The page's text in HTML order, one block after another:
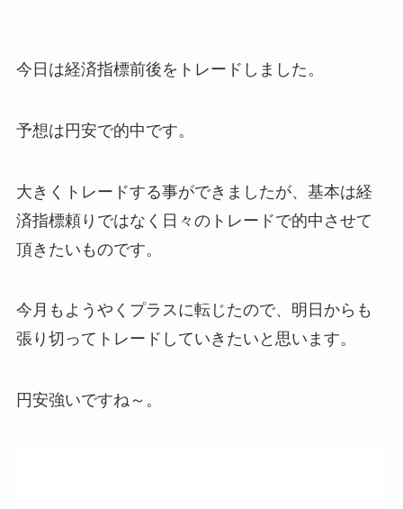
今日は経済指標前後をトレードしました。
予想は円安で的中です。
大きくトレードする事ができましたが、基本は経
済指標頼りではなく日々のトレードで的中させて
頂きたいものです。
今月もようやくプラスに転じたので、明日からも
張り切ってトレードしていきたいと思います。
円安強いですね～。